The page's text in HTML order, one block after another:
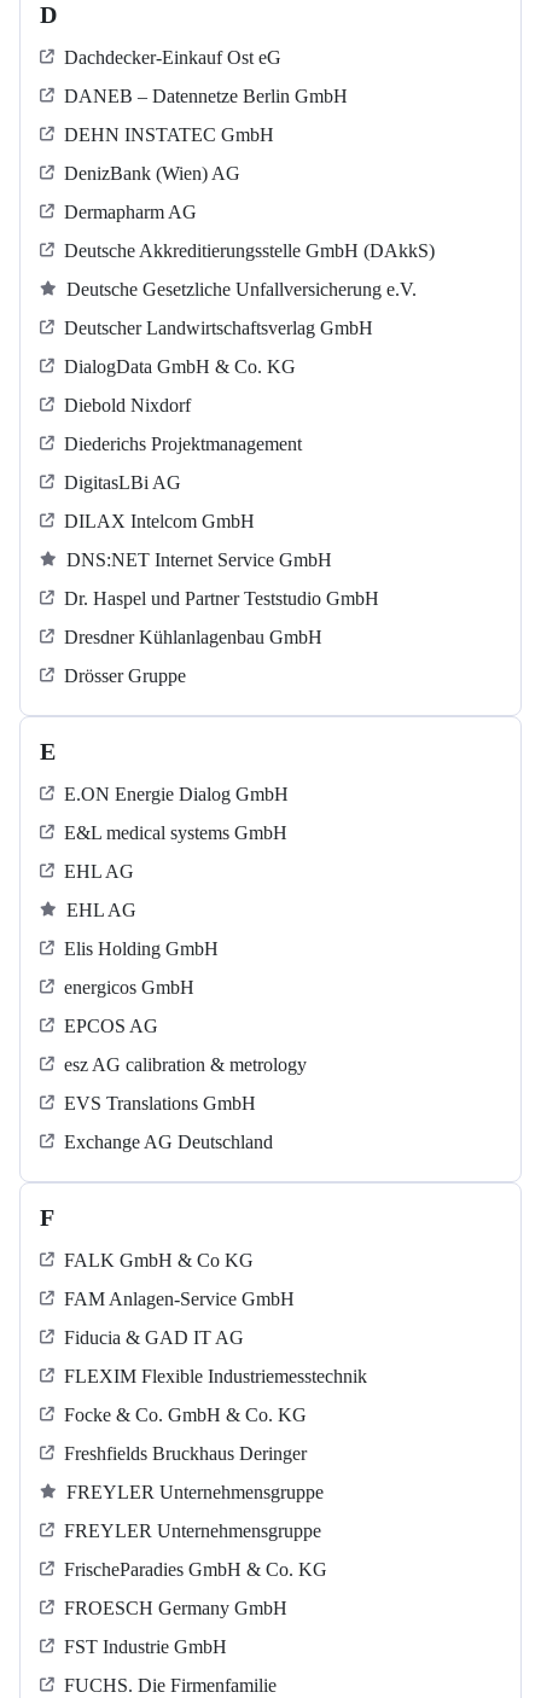
D
Dachdecker-Einkauf Ost eG
DANEB – Datennetze Berlin GmbH
DEHN INSTATEC GmbH
DenizBank (Wien) AG
Dermapharm AG
Deutsche Akkreditierungsstelle GmbH (DAkkS)
Deutsche Gesetzliche Unfallversicherung e.V.
Deutscher Landwirtschaftsverlag GmbH
DialogData GmbH & Co. KG
Diebold Nixdorf
Diederichs Projektmanagement
DigitasLBi AG
DILAX Intelcom GmbH
DNS:NET Internet Service GmbH
Dr. Haspel und Partner Teststudio GmbH
Dresdner Kühlanlagenbau GmbH
Drösser Gruppe
E
E.ON Energie Dialog GmbH
E&L medical systems GmbH
EHL AG
EHL AG
Elis Holding GmbH
energicos GmbH
EPCOS AG
esz AG calibration & metrology
EVS Translations GmbH
Exchange AG Deutschland
F
FALK GmbH & Co KG
FAM Anlagen-Service GmbH
Fiducia & GAD IT AG
FLEXIM Flexible Industriemesstechnik
Focke & Co. GmbH & Co. KG
Freshfields Bruckhaus Deringer
FREYLER Unternehmensgruppe
FREYLER Unternehmensgruppe
FrischeParadies GmbH & Co. KG
FROESCH Germany GmbH
FST Industrie GmbH
FUCHS. Die Firmenfamilie